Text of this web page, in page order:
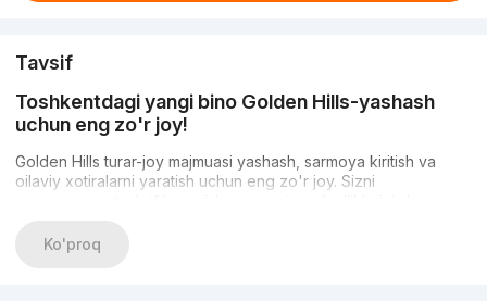
Tavsif
Toshkentdagi yangi bino Golden Hills-yashash
uchun eng zo'r joy!
Golden Hills turar-joy majmuasi yashash, sarmoya kiritish va
oilaviy xotiralarni yaratish uchun eng zo'r joy. Sizni
Ko'proq